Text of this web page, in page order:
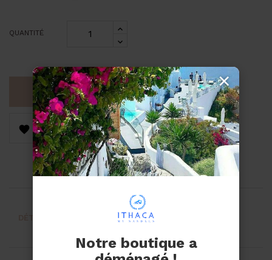
QUANTITÉ
AJOUTER AU PANIER
 
AVIS
×
Notre boutique a